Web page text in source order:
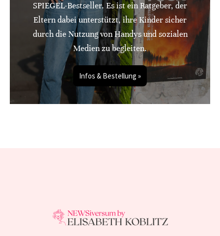
SPIEGEL-Bestseller. Es ist ein Ratgeber, der
Eltern dabei unterstützt, ihre Kinder sicher
durch die Nutzung von Handys und sozialen
Medien zu begleiten.
Infos & Bestellung »